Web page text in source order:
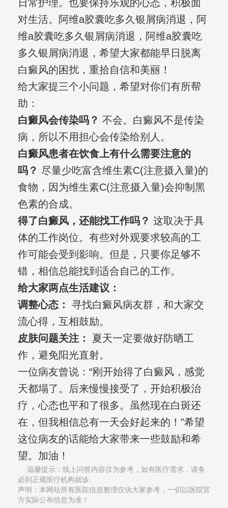
日常护理。也要保持乐观的心态，积极面
对生活。阿维a胶囊吃多久银屑病消退，阿
维a胶囊吃多久银屑病消退，阿维a胶囊吃
多久银屑病消退，希望大家都能早日脱离
白癜风的困扰，重拾自信和美丽！
给大家提三个小问题，希望对你们有所帮
助：
白癜风会传染吗？ 不会。白癜风不是传染
病，所以不用担心会传染给别人。
白癜风患者在饮食上有什么需要注意的
吗？ 尽量少吃富含维生素C(注意摄入量)的
食物，因为维生素C(注意摄入量)会抑制黑
色素的合成。
得了白癜风，还能找工作吗？ 这取决于具
体的工作岗位。有些对外观要求较高的工
作可能会受到影响。但是，只要你足够不
错，相信总能找到适合自己的工作。
给大家两点生活建议：
调整心态：
寻找白癜风病友群，和大家交
流心得，互相鼓励。
皮肤问题关注：
夏天一定要做好防晒工
作，避免阳光直射。
一位病友曾说：“刚开始得了白癜风，感觉
天都塌了。后来慢慢接受了，开始积极治
疗，心态也平和了很多。虽然现在白斑还
在，但我相信总有一天会好起来的！”希望
这位病友的话能给大家带来一些鼓励和希
望。加油！
温馨提示：线上问答内容仅为参考，如有医疗需求，请务
必到正规医疗机构就诊,
声明：本网站所有医院信息整理仅供大家参考，一切以医院官
方实际公布信息为准！